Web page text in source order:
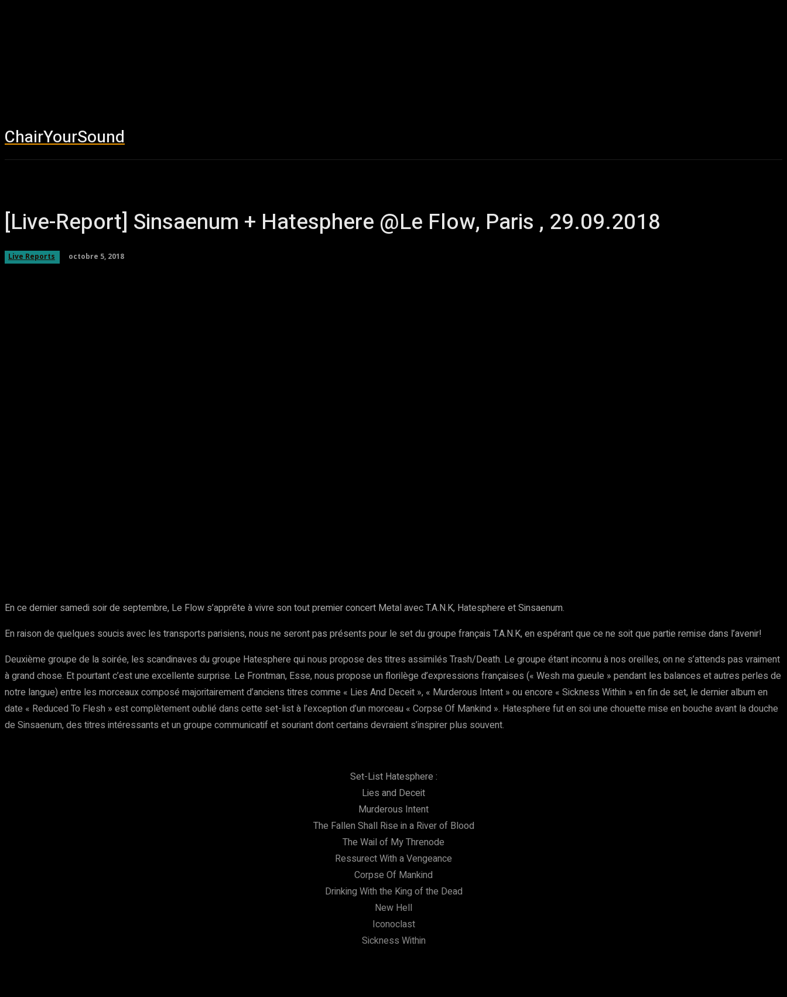
ChairYourSound
[Live-Report] Sinsaenum + Hatesphere @Le Flow, Paris , 29.09.2018
Live Reports octobre 5, 2018
En ce dernier samedi soir de septembre, Le Flow s’apprête à vivre son tout premier concert Metal avec T.A.N.K, Hatesphere et Sinsaenum.
En raison de quelques soucis avec les transports parisiens, nous ne seront pas présents pour le set du groupe français T.A.N.K, en espérant que ce ne soit que partie remise dans l’avenir!
Deuxième groupe de la soirée, les scandinaves du groupe Hatesphere qui nous propose des titres assimilés Trash/Death. Le groupe étant inconnu à nos oreilles, on ne s’attends pas vraiment
à grand chose. Et pourtant c’est une excellente surprise. Le Frontman, Esse, nous propose un florilège d’expressions françaises (« Wesh ma gueule » pendant les balances et autres perles de
notre langue) entre les morceaux composé majoritairement d’anciens titres comme « Lies And Deceit », « Murderous Intent » ou encore « Sickness Within » en fin de set, le dernier album en
date « Reduced To Flesh » est complètement oublié dans cette set-list à l’exception d’un morceau « Corpse Of Mankind ». Hatesphere fut en soi une chouette mise en bouche avant la douche
de Sinsaenum, des titres intéressants et un groupe communicatif et souriant dont certains devraient s’inspirer plus souvent.
Set-List Hatesphere :
Lies and Deceit
Murderous Intent
The Fallen Shall Rise in a River of Blood
The Wail of My Threnode
Ressurect With a Vengeance
Corpse Of Mankind
Drinking With the King of the Dead
New Hell
Iconoclast
Sickness Within